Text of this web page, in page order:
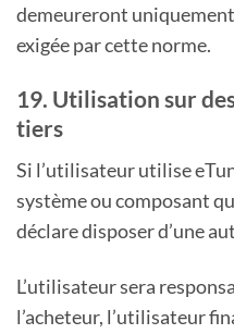
demeureront
exigée par cette norme.
19. Utilisation sur
tiers
Si l’utilisateur utilise
système ou composant
déclare disposer d’une
L’utilisateur sera
l’acheteur, l’utilisateur